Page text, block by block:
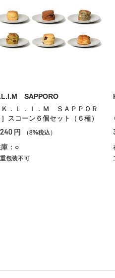
SAPPORO
Ｋ．Ｌ．Ｉ．Ｍ ＳＡＰＰＯＲ
］スコーン６個セット（６種）
円 （8%税込）
：○
包装不可